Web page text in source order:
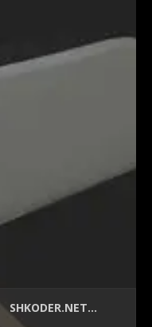
SHKODER.NET…